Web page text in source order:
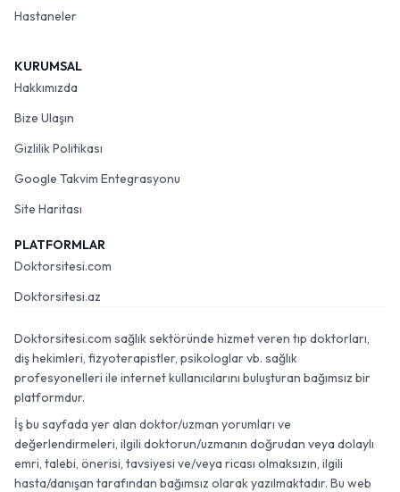
Hastaneler
KURUMSAL
Hakkımızda
Bize Ulaşın
Gizlilik Politikası
Google Takvim Entegrasyonu
Site Haritası
PLATFORMLAR
Doktorsitesi.com
Doktorsitesi.az
Doktorsitesi.com sağlık sektöründe hizmet veren tıp doktorları,
diş hekimleri, fizyoterapistler, psikologlar vb. sağlık
profesyonelleri ile internet kullanıcılarını buluşturan bağımsız bir
platformdur.
İş bu sayfada yer alan doktor/uzman yorumları ve
değerlendirmeleri, ilgili doktorun/uzmanın doğrudan veya dolaylı
emri, talebi, önerisi, tavsiyesi ve/veya ricası olmaksızın, ilgili
hasta/danışan tarafından bağımsız olarak yazılmaktadır. Bu web